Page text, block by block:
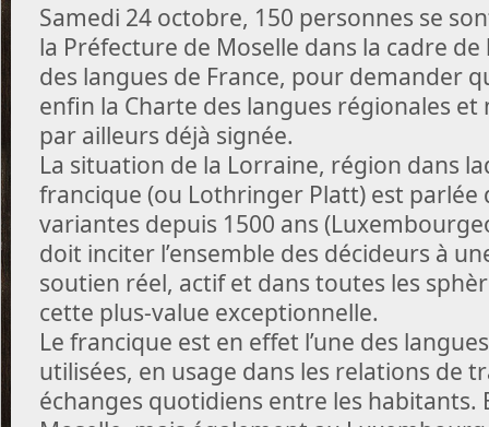
Samedi 24 octobre, 150 personnes se
la Préfecture de Moselle dans la cadre
des langues de France, pour demander
enfin la Charte des langues régionales et
par ailleurs déjà signée.
La situation de la Lorraine, région dans
francique (ou Lothringer Platt) est parlée
variantes depuis 1500 ans
doit inciter l’ensemble des décideurs à
soutien réel, actif et dans toutes les
cette plus-value exceptionnelle.
Le francique est en effet l’une des
utilisées, en usage dans les relations de
échanges quotidiens entre les habitants.